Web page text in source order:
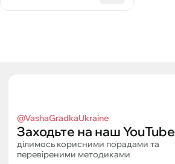
@VashaGradkaUkraine
Заходьте на наш YouTube
ділимось корисними порадами та
перевіреними методиками